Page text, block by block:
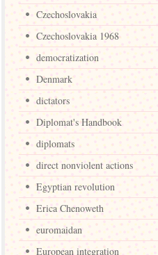
Czechoslovakia
Czechoslovakia 1968
democratization
Denmark
dictators
Diplomat's Handbook
diplomats
direct nonviolent actions
Egyptian revolution
Erica Chenoweth
euromaidan
European integration